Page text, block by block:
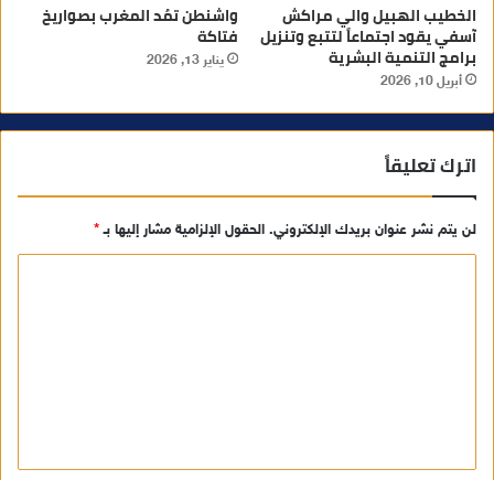
الخطيب الهبيل والي مراكش
آسفي يقود اجتماعاً لتتبع وتنزيل
برامج التنمية البشرية
أبريل 10, 2026
واشنطن تمُد المغرب بصواريخ
فتاكة
يناير 13, 2026
اترك تعليقاً
لن يتم نشر عنوان بريدك الإلكتروني. الحقول الإلزامية مشار إليها بـ*
ق